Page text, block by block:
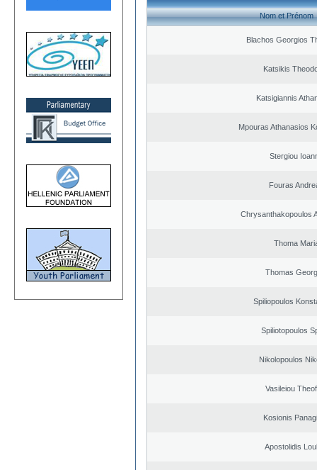
Nom et Prénom
Blachos Georgios
Katsikis
Katsigiannis
Mpouras Athanasios
Stergiou
Fouras
Chrysanthakopoulos
Thoma
Thomas
Spiliopoulos
Spiliotopoulos
Nikolopoulos
Vasileiou
Kosionis
Apostolidis